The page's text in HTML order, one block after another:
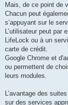
Mais, de ce point de
Chacun peut
s’appuyant sur le
L’utilisateur peut par
LifeLock ou à un
carte de crédit.
Google Chrome et
ou permettent de
leurs modules.
L’avantage des
sur des services